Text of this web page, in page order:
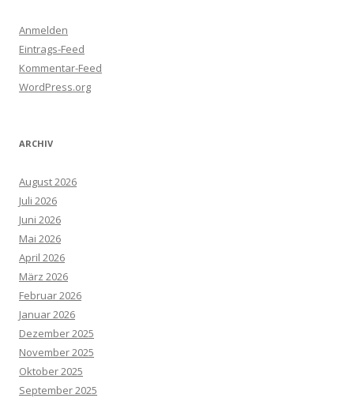
Anmelden
Eintrags-Feed
Kommentar-Feed
WordPress.org
ARCHIV
August 2026
Juli 2026
Juni 2026
Mai 2026
April 2026
März 2026
Februar 2026
Januar 2026
Dezember 2025
November 2025
Oktober 2025
September 2025